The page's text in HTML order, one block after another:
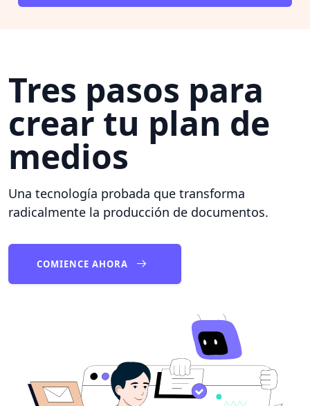
Tres pasos para
crear tu plan de
medios
Una tecnología probada que transforma
radicalmente la producción de documentos.
COMIENCE AHORA